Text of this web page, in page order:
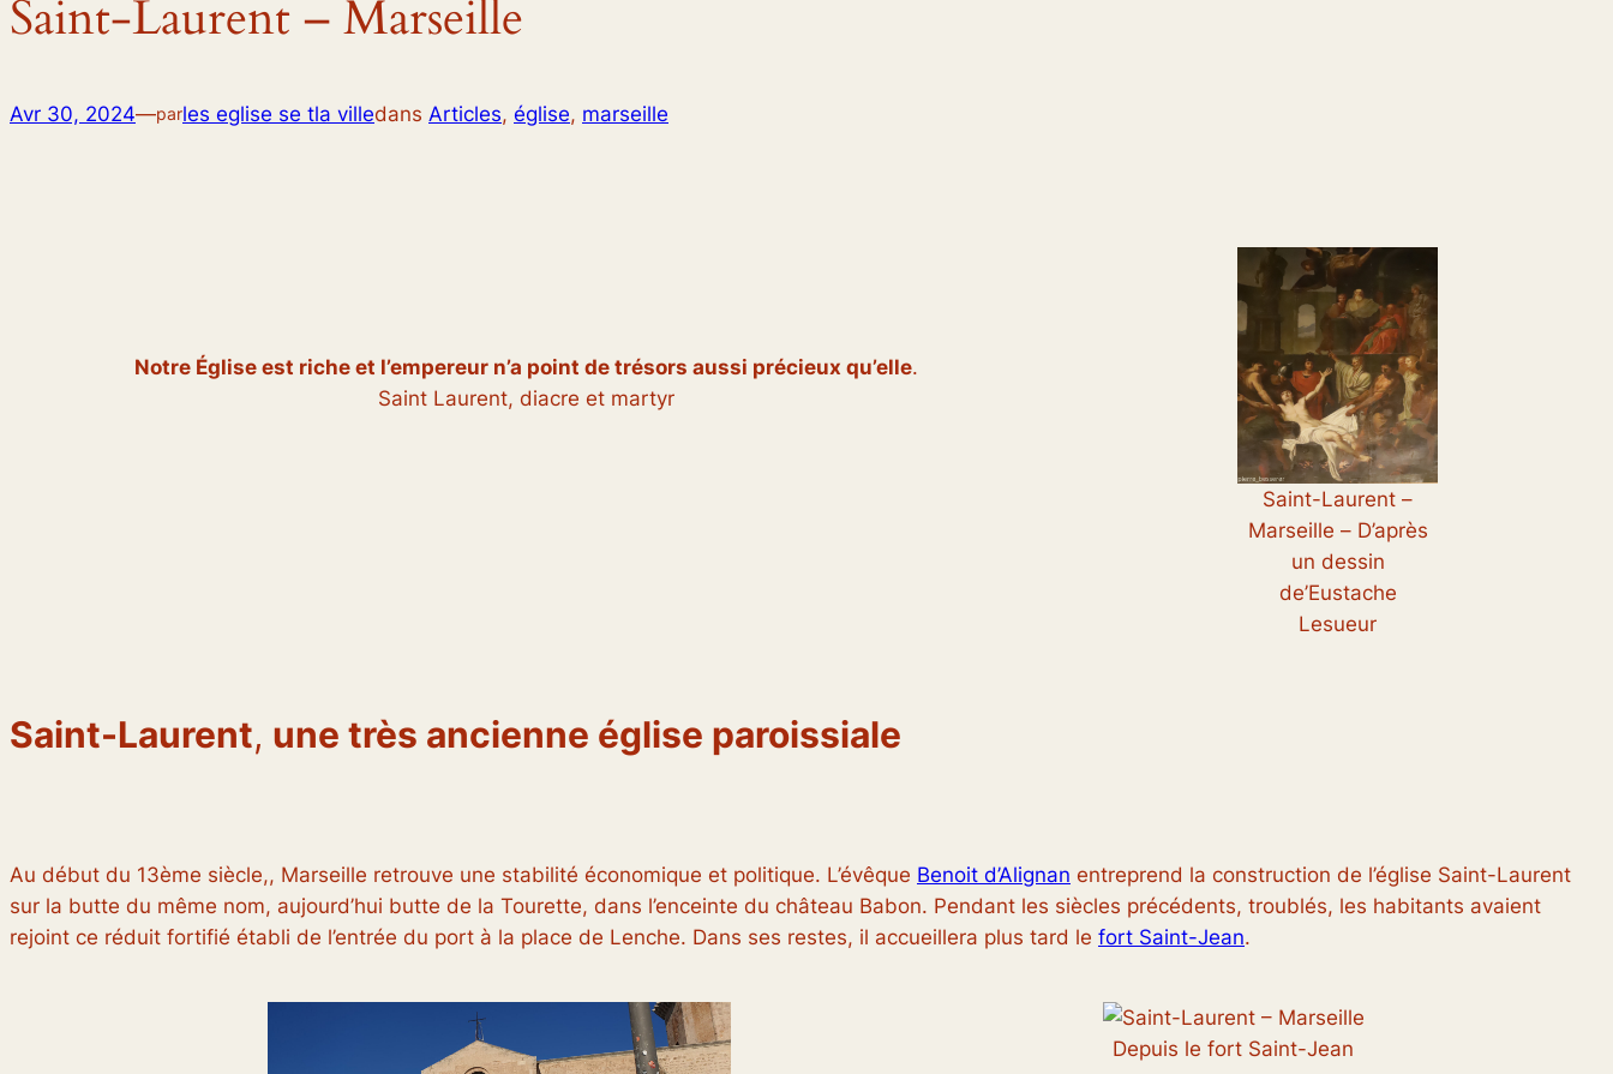
Saint-Laurent – Marseille
Avr 30, 2024—parles eglise se tla villedans Articles, église, marseille
Notre Église est riche et l’empereur n’a point de trésors aussi précieux qu’elle.
Saint Laurent, diacre et martyr
Saint-Laurent –
Marseille – D’après
un dessin
de’Eustache
Lesueur
Saint-Laurent, une très ancienne église paroissiale
Au début du 13ème siècle,, Marseille retrouve une stabilité économique et politique. L’évêque Benoit d’Alignan entreprend la construction de l’église Saint-Laurent
sur la butte du même nom, aujourd’hui butte de la Tourette, dans l’enceinte du château Babon. Pendant les siècles précédents, troublés, les habitants avaient
rejoint ce réduit fortifié établi de l’entrée du port à la place de Lenche. Dans ses restes, il accueillera plus tard le fort Saint-Jean.
Depuis le fort Saint-Jean